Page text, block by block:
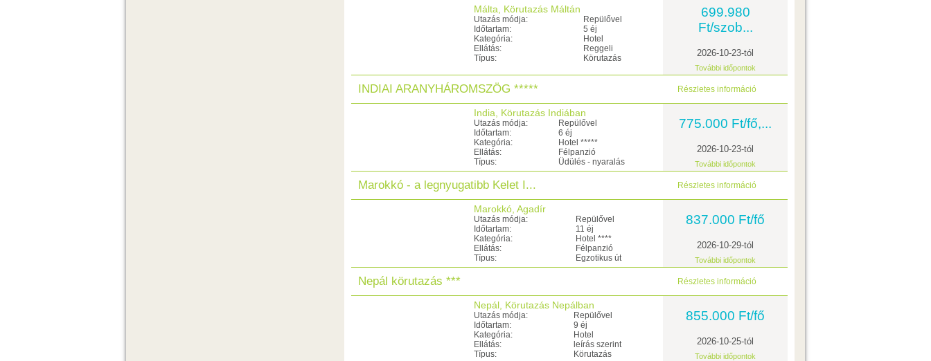
Málta, Körutazás Máltán
Utazás módja:
Repülővel
Időtartam:
5 éj
Kategória:
Hotel
Ellátás:
Reggeli
Típus:
Körutazás
699.980
Ft/szob...
2026-10-23-tól
További időpontok
INDIAI ARANYHÁROMSZÖG ***** Részletes információ
India, Körutazás Indiában
Utazás módja:
Repülővel
Időtartam:
6 éj
Kategória:
Hotel *****
Ellátás:
Félpanzió
Típus:
Üdülés - nyaralás
775.000 Ft/fő,...
2026-10-23-tól
További időpontok
Marokkó - a legnyugatibb Kelet I... Részletes információ
Marokkó, Agadír
Utazás módja:
Repülővel
Időtartam:
11 éj
Kategória:
Hotel ****
Ellátás:
Félpanzió
Típus:
Egzotikus út
837.000 Ft/fő
2026-10-29-tól
További időpontok
Nepál körutazás *** Részletes információ
Nepál, Körutazás Nepálban
Utazás módja:
Repülővel
Időtartam:
9 éj
Kategória:
Hotel
Ellátás:
leírás szerint
Típus:
Körutazás
855.000 Ft/fő
2026-10-25-tól
További időpontok